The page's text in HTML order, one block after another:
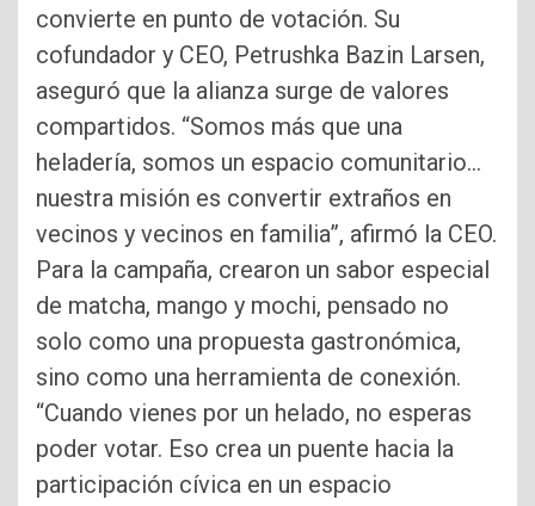
convierte en punto de votación. Su
cofundador y CEO, Petrushka Bazin Larsen,
aseguró que la alianza surge de valores
compartidos. “Somos más que una
heladería, somos un espacio comunitario…
nuestra misión es convertir extraños en
vecinos y vecinos en familia”, afirmó la CEO.
Para la campaña, crearon un sabor especial
de matcha, mango y mochi, pensado no
solo como una propuesta gastronómica,
sino como una herramienta de conexión.
“Cuando vienes por un helado, no esperas
poder votar. Eso crea un puente hacia la
participación cívica en un espacio